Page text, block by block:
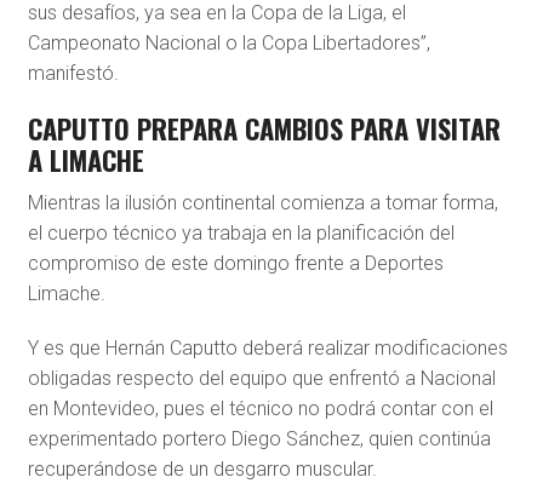
sus desafíos, ya sea en la Copa de la Liga, el
Campeonato Nacional o la Copa Libertadores”,
manifestó.
CAPUTTO PREPARA CAMBIOS PARA VISITAR
A LIMACHE
Mientras la ilusión continental comienza a tomar forma,
el cuerpo técnico ya trabaja en la planificación del
compromiso de este domingo frente a Deportes
Limache.
Y es que Hernán Caputto deberá realizar modificaciones
obligadas respecto del equipo que enfrentó a Nacional
en Montevideo, pues el técnico no podrá contar con el
experimentado portero Diego Sánchez, quien continúa
recuperándose de un desgarro muscular.